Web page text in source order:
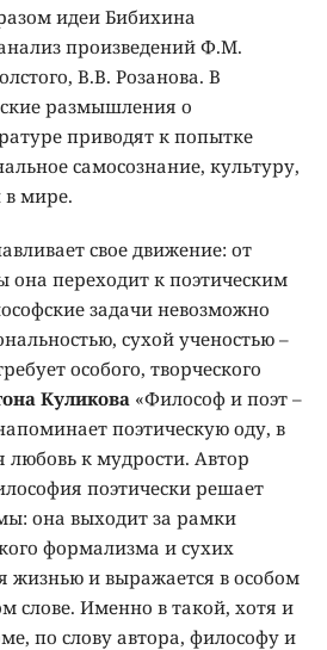
идеи Бибихина
произведений Ф.М.
В.В. Розанова. В
размышления о
приводят к попытке
самосознание, культуру,
в мире.
свое движение: от
она переходит к поэтическим
задачи невозможно
сухой ученостью –
особого, творческого
Куликова «Философ и поэт –
поэтическую оду, в
любовь к мудрости. Автор
поэтически решает
она выходит за рамки
формализма и сухих
жизнью и выражается в особом
слове. Именно в такой, хотя и
по слову автора, философу и